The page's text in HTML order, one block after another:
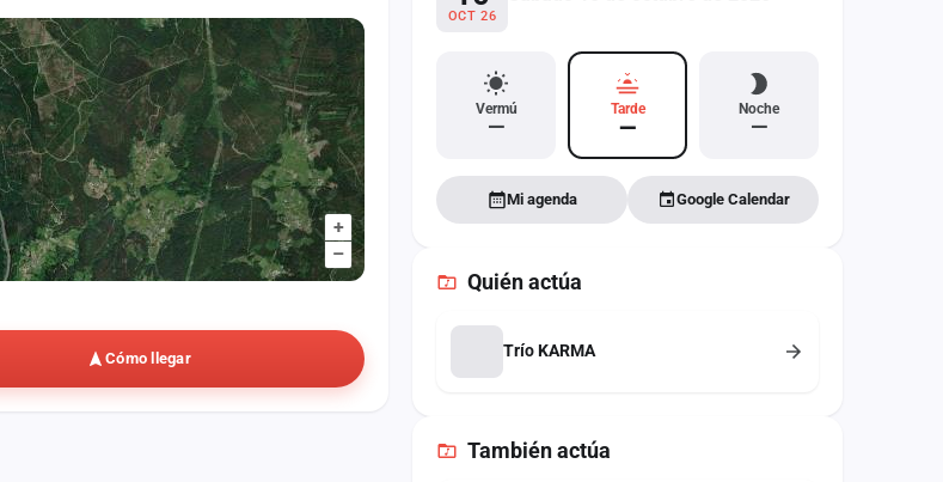
+
–
Cómo llegar
OCT 26
Vermú
—
Tarde
—
Noche
—
Mi agenda Google Calendar
Quién actúa
Trío KARMA
Tambiénactúa